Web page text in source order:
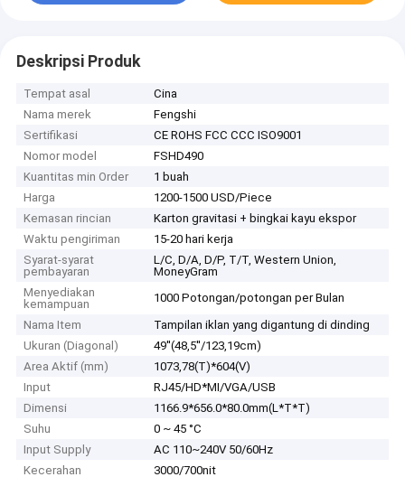
Deskripsi Produk
Tempat asal
Cina
Nama merek
Fengshi
Sertifikasi
CE ROHS FCC CCC ISO9001
Nomor model
FSHD490
Kuantitas min Order
1 buah
Harga
1200-1500 USD/Piece
Kemasan rincian
Karton gravitasi + bingkai kayu ekspor
Waktu pengiriman
15-20 hari kerja
Syarat-syarat
pembayaran
L/C, D/A, D/P, T/T, Western Union,
MoneyGram
Menyediakan
kemampuan
1000 Potongan/potongan per Bulan
Nama Item
Tampilan iklan yang digantung di dinding
Ukuran (Diagonal)
49''(48,5''/123,19cm)
Area Aktif (mm)
1073,78(T)*604(V)
Input
RJ45/HD*MI/VGA/USB
Dimensi
1166.9*656.0*80.0mm(L*T*T)
Suhu
0 ~ 45 °C
Input Supply
AC 110~240V 50/60Hz
Kecerahan
3000/700nit